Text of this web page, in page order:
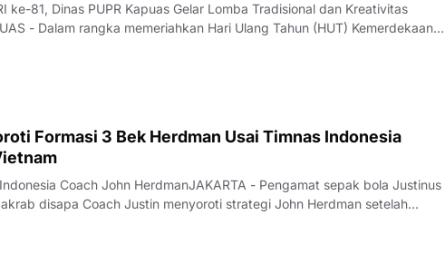
ke-81, Dinas PUPR Kapuas Gelar Lomba Tradisional dan Kreativitas
- Dalam rangka memeriahkan Hari Ulang Tahun (HUT) Kemerdekaan
81, Dinas Pekerjaan Umum dan Penataan Ruang (PUPR) Kabupaten
Formasi 3 Bek Herdman Usai Timnas Indonesia
Coach John HerdmanJAKARTA - Pengamat sepak bola Justinus
disapa Coach Justin menyoroti strategi John Herdman setelah
kekalahan telak 0-3 dari Vietnam pada lanjutan Grup A Piala AFF